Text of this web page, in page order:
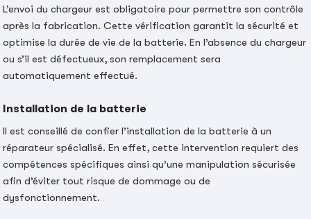
L’envoi du chargeur est obligatoire pour permettre son contrôle
après la fabrication. Cette vérification garantit la sécurité et
optimise la durée de vie de la batterie. En l’absence du chargeur
ou s’il est défectueux, son remplacement sera
automatiquement effectué.
Installation de la batterie
Il est conseillé de confier l’installation de la batterie à un
réparateur spécialisé. En effet, cette intervention requiert des
compétences spécifiques ainsi qu’une manipulation sécurisée
afin d’éviter tout risque de dommage ou de
dysfonctionnement.